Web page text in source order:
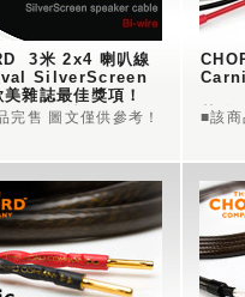
3米 2x4 喇叭線
SilverScreen
美雜誌最佳獎項！
線材 ）
完售 圖文僅供參考！
榮獲
■該